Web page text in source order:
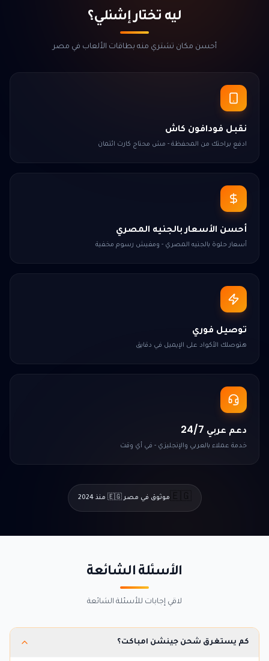
ليه تختار إشنلي؟
أحسن مكان تشتري منه بطاقات الألعاب في مصر
نقبل فودافون كاش
ادفع براحتك من المحفظة - مش محتاج كارت ائتمان
أحسن الأسعار بالجنيه المصري
أسعار حلوة بالجنيه المصري - ومفيش رسوم مخفية
توصيل فوري
هتوصلك الأكواد على الإيميل في دقايق
دعم عربي 24/7
خدمة عملاء بالعربي والإنجليزي - في أي وقت
🇪🇬موثوق في مصر 🇪🇬 منذ 2024
الأسئلة الشائعة
لاقي إجابات للأسئلة الشائعة
كم يستغرق شحن جينشن امباكت؟